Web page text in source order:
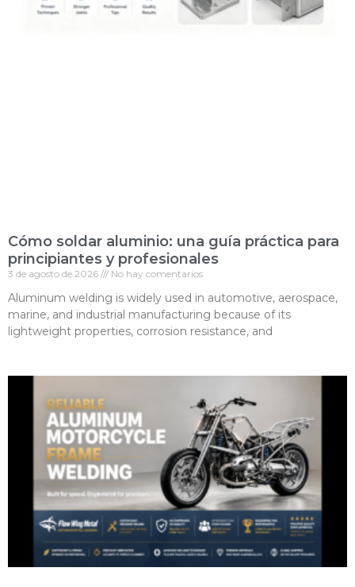
Cómo soldar aluminio: una guía práctica para
principiantes y profesionales
3 de agosto de 2026 No hay comentarios
Aluminum welding is widely used in automotive, aerospace,
marine, and industrial manufacturing because of its
lightweight properties, corrosion resistance, and